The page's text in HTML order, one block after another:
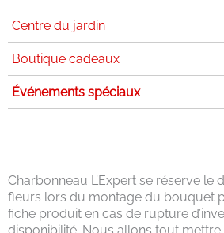
Centre du jardin
Boutique cadeaux
Événements spéciaux
Charbonneau L’Expert se réserve le
fleurs lors du montage du bouquet
fiche produit en cas de rupture
disponibilité. Nous allons tout